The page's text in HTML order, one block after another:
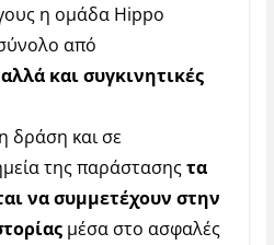
η ομάδα Ηippo
από
και συγκινητικές
δράση και σε
της παράστασηςτα
να συμμετέχουν στην
μέσα στο ασφαλές